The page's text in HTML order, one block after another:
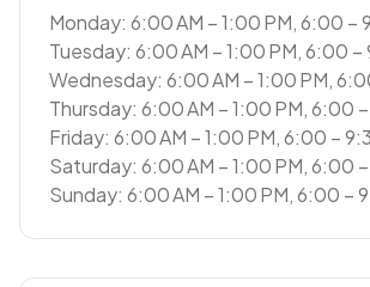
Monday: 6:00 AM – 1:00 PM, 6:00 –
Tuesday: 6:00 AM – 1:00 PM, 6:00 –
Wednesday: 6:00 AM – 1:00 PM,
Thursday: 6:00 AM – 1:00 PM, 6:00
Friday: 6:00 AM – 1:00 PM, 6:00 –
Saturday: 6:00 AM – 1:00 PM, 6:00
Sunday: 6:00 AM – 1:00 PM, 6:00 –